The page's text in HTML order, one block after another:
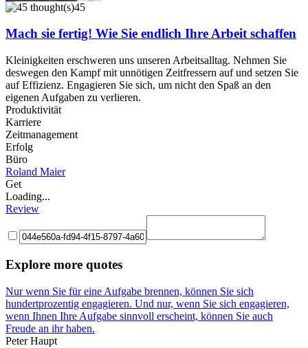
45
Mach sie fertig! Wie Sie endlich Ihre Arbeit schaffen
Kleinigkeiten erschweren uns unseren Arbeitsalltag. Nehmen Sie
deswegen den Kampf mit unnötigen Zeitfressern auf und setzen Sie
auf Effizienz. Engagieren Sie sich, um nicht den Spaß an den
eigenen Aufgaben zu verlieren.
Produktivität
Karriere
Zeitmanagement
Erfolg
Büro
Roland Maier
Get
Loading...
Review
Explore more quotes
Nur wenn Sie für eine Aufgabe brennen, können Sie sich
hundertprozentig engagieren. Und nur, wenn Sie sich engagieren,
wenn Ihnen Ihre Aufgabe sinnvoll erscheint, können Sie auch
Freude an ihr haben.
Peter Haupt